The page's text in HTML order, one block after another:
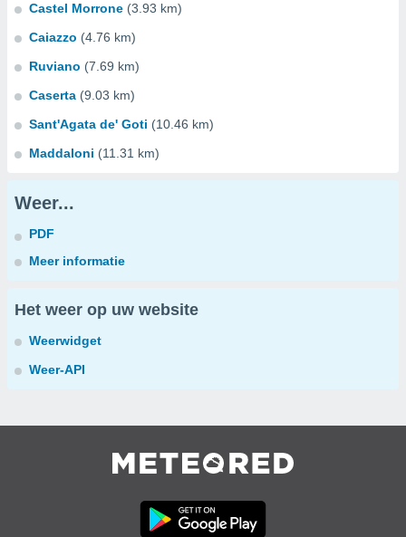
Castel Morrone (3.93 km)
Caiazzo (4.76 km)
Ruviano (7.69 km)
Caserta (9.03 km)
Sant'Agata de' Goti (10.46 km)
Maddaloni (11.31 km)
Weer...
PDF
Meer informatie
Het weer op uw website
Weerwidget
Weer-API